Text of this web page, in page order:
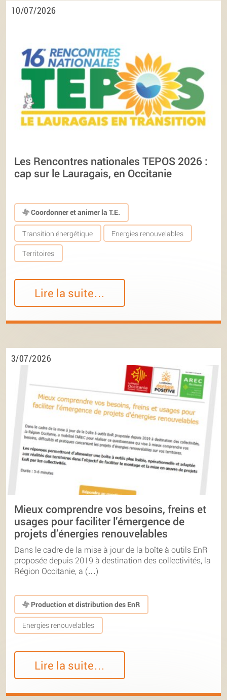
10/07/2026
Les Rencontres nationales TEPOS 2026 :
cap sur le Lauragais, en Occitanie
Coordonner et animer la T.E.
Transition énergétique Energies renouvelables
Territoires
Lire la suite…
3/07/2026
Mieux comprendre vos besoins, freins et
usages pour faciliter l’émergence de
projets d’énergies renouvelables
Dans le cadre de la mise à jour de la boîte à outils EnR
proposée depuis 2019 à destination des collectivités, la
Région Occitanie, a (…)
Production et distribution des EnR
Energies renouvelables
Lire la suite…